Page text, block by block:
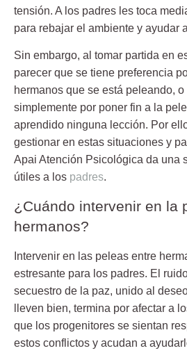
tensión. A los padres les toca
para rebajar el ambiente y ayudar
Sin embargo, al tomar partida en
parecer que se tiene preferencia
hermanos que se está peleando,
simplemente por poner fin a la
aprendido ninguna lección. Por
gestionar en estas situaciones y
Apai Atención Psicológica da una
útiles a los padres.
¿Cuándo intervenir en la
hermanos?
Intervenir en las peleas entre
estresante para los padres. El
secuestro de la paz, unido al
lleven bien, termina por afectar a
que los progenitores se sientan
estos conflictos y acudan a